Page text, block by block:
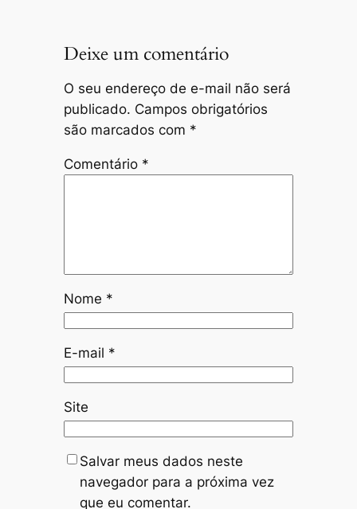
Deixe um comentário
O seu endereço de e-mail não será
publicado. Campos obrigatórios
são marcados com *
Comentário *
Nome *
E-mail *
Site
Salvar meus dados neste
navegador para a próxima vez
que eu comentar.